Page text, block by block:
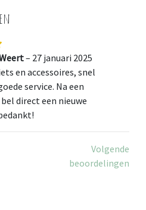
– 27 januari 2025
en accessoires, snel
service. Na een
direct een nieuwe
Volgende
beoordelingen